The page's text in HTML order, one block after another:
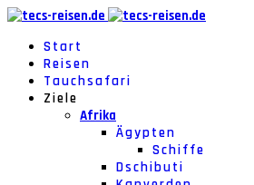
Start
Reisen
Tauchsafari
Ziele
Afrika
Ägypten
Schiffe
Dschibuti